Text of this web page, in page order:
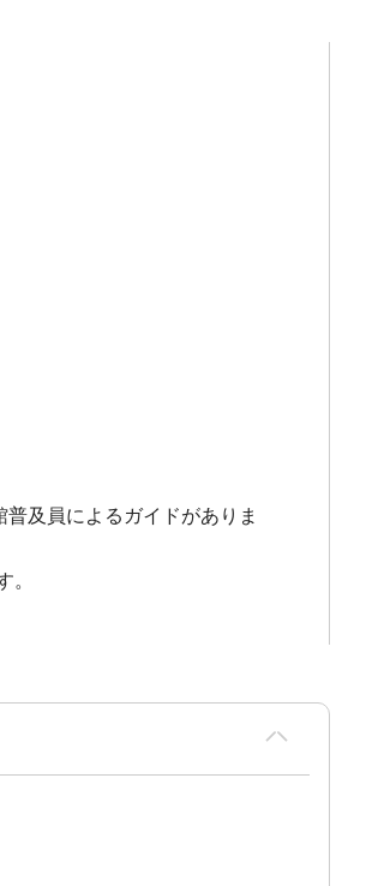
及員によるガイドがありま
。